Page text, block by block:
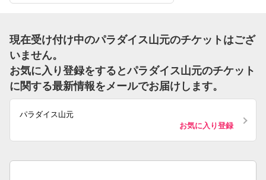
現在受け付け中のパラダイス山元のチケットはござ
いません。
お気に入り登録をするとパラダイス山元のチケット
に関する最新情報をメールでお届けします。
パラダイス山元
お気に入り登録